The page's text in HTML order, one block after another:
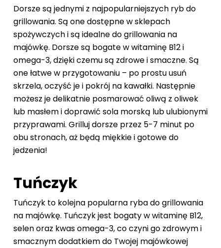
Dorsze są jednymi z najpopularniejszych ryb do
grillowania. Są one dostępne w sklepach
spożywczych i są idealne do grillowania na
majówkę. Dorsze są bogate w witaminę B12 i
omega-3, dzięki czemu są zdrowe i smaczne. Są
one łatwe w przygotowaniu – po prostu usuń
skrzela, oczyść je i pokrój na kawałki. Następnie
możesz je delikatnie posmarować oliwą z oliwek
lub masłem i doprawić sola morską lub ulubionymi
przyprawami. Grilluj dorsze przez 5-7 minut po
obu stronach, aż będą miękkie i gotowe do
jedzenia!
Tuńczyk
Tuńczyk to kolejna popularna ryba do grillowania
na majówkę. Tuńczyk jest bogaty w witaminę B12,
selen oraz kwas omega-3, co czyni go zdrowym i
smacznym dodatkiem do Twojej majówkowej